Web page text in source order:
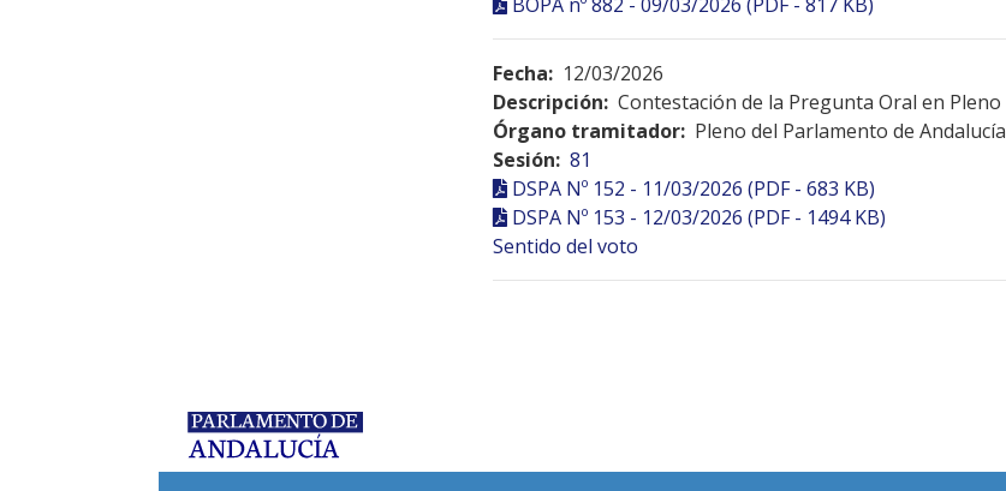
BOPA nº 882 - 09/03/2026 (PDF - 817 KB)
Fecha: 12/03/2026
Descripción: Contestación de la Pregunta Oral en Pleno
Órgano tramitador: Pleno del Parlamento de Andalucía
Sesión: 81
DSPA Nº 152 - 11/03/2026 (PDF - 683 KB)
DSPA Nº 153 - 12/03/2026 (PDF - 1494 KB)
Sentido del voto